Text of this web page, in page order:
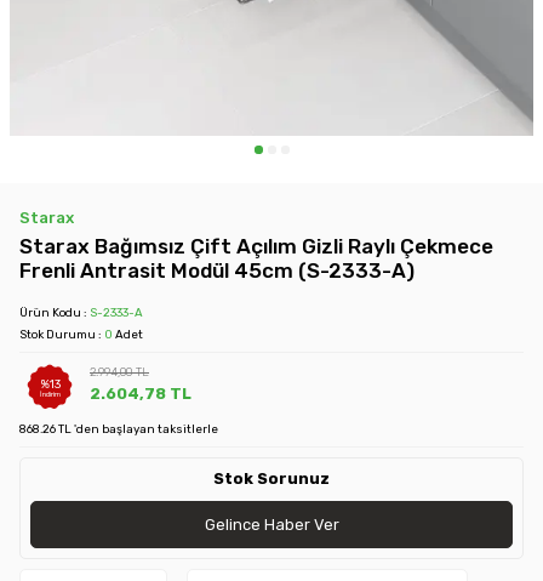
Starax
Starax Bağımsız Çift Açılım Gizli Raylı Çekmece
Frenli Antrasit Modül 45cm (S-2333-A)
Ürün Kodu : S-2333-A
Stok Durumu : 0 Adet
%13
İndirim
2.994,00TL
2.604,78 TL
868.26 TL 'den başlayan taksitlerle
Stok Sorunuz
Gelince Haber Ver